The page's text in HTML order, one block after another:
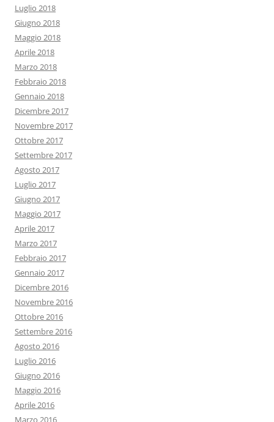
Luglio 2018
Giugno 2018
Maggio 2018
Aprile 2018
Marzo 2018
Febbraio 2018
Gennaio 2018
Dicembre 2017
Novembre 2017
Ottobre 2017
Settembre 2017
Agosto 2017
Luglio 2017
Giugno 2017
Maggio 2017
Aprile 2017
Marzo 2017
Febbraio 2017
Gennaio 2017
Dicembre 2016
Novembre 2016
Ottobre 2016
Settembre 2016
Agosto 2016
Luglio 2016
Giugno 2016
Maggio 2016
Aprile 2016